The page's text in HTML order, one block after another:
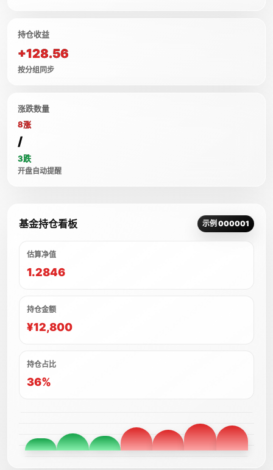
持仓收益
+128.56
按分组同步
涨跌数量
8涨
/
3跌
开盘自动提醒
基金持仓看板 示例 000001
估算净值
1.2846
持仓金额
¥12,800
持仓占比
36%